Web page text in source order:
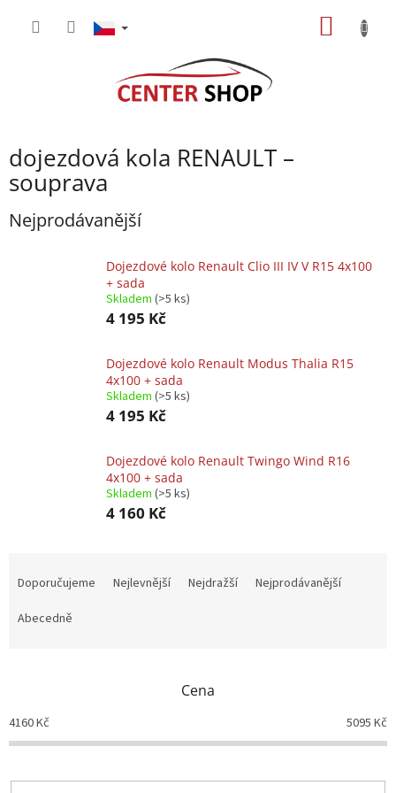
dojezdová kola RENAULT –
souprava
Nejprodávanější
Dojezdové kolo Renault Clio III IV V R15 4x100
+ sada
Skladem (>5 ks)
4 195 Kč
Dojezdové kolo Renault Modus Thalia R15
4x100 + sada
Skladem (>5 ks)
4 195 Kč
Dojezdové kolo Renault Twingo Wind R16
4x100 + sada
Skladem (>5 ks)
4 160 Kč
o
d
k
Doporučujeme Nejlevnější Nejdražší
Nejprodávanější
Abecedně
Cena
4160Kč 5095 Kč